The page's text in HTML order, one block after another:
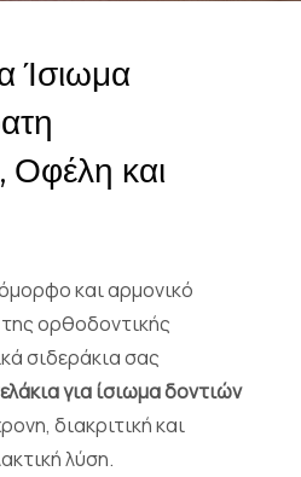
Ίσιωμα
Οφέλη και
και αρμονικό
ορθοδοντικής
σιδεράκια σας
για ίσιωμα δοντιών
διακριτική και
λύση.